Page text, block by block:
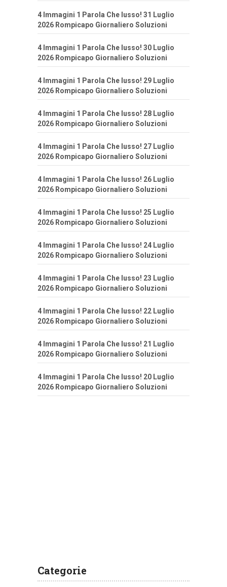
4 Immagini 1 Parola Che lusso! 31 Luglio
2026 Rompicapo Giornaliero Soluzioni
4 Immagini 1 Parola Che lusso! 30 Luglio
2026 Rompicapo Giornaliero Soluzioni
4 Immagini 1 Parola Che lusso! 29 Luglio
2026 Rompicapo Giornaliero Soluzioni
4 Immagini 1 Parola Che lusso! 28 Luglio
2026 Rompicapo Giornaliero Soluzioni
4 Immagini 1 Parola Che lusso! 27 Luglio
2026 Rompicapo Giornaliero Soluzioni
4 Immagini 1 Parola Che lusso! 26 Luglio
2026 Rompicapo Giornaliero Soluzioni
4 Immagini 1 Parola Che lusso! 25 Luglio
2026 Rompicapo Giornaliero Soluzioni
4 Immagini 1 Parola Che lusso! 24 Luglio
2026 Rompicapo Giornaliero Soluzioni
4 Immagini 1 Parola Che lusso! 23 Luglio
2026 Rompicapo Giornaliero Soluzioni
4 Immagini 1 Parola Che lusso! 22 Luglio
2026 Rompicapo Giornaliero Soluzioni
4 Immagini 1 Parola Che lusso! 21 Luglio
2026 Rompicapo Giornaliero Soluzioni
4 Immagini 1 Parola Che lusso! 20 Luglio
2026 Rompicapo Giornaliero Soluzioni
Categorie